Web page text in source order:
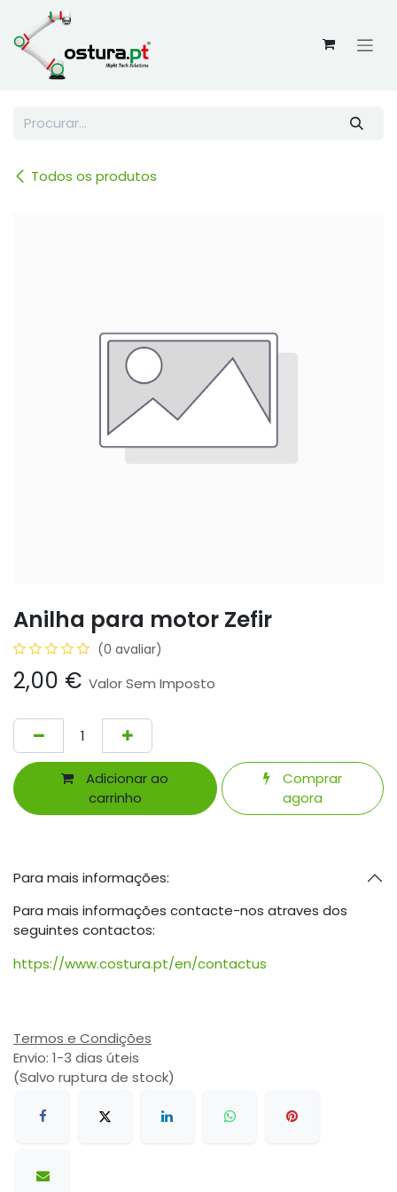
Skip to Content
Todos os produtos
Anilha para motor Zefir
(0 avaliar)
2,00 € Valor Sem Imposto
Adicionar ao
carrinho
Comprar
agora
Para mais informações:
Para mais informações contacte-nos atraves dos
seguintes contactos:
https://www.costura.pt/en/contactus
Termos e Condições
Envio: 1-3 dias úteis
(Salvo ruptura de stock)